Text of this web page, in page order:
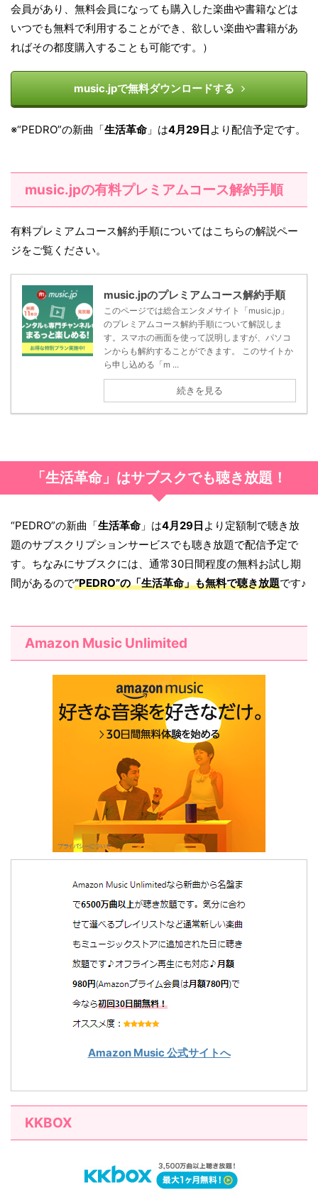
会員があり、無料会員になっても購入した楽曲や書籍などは
いつでも無料で利用することができ、欲しい楽曲や書籍があ
ればその都度購入することも可能です。）
music.jpで無料ダウンロードする
※“PEDRO”の新曲「生活革命 」は4月29日 より配信予定です。
music.jpの有料プレミアムコース解約手順
有料プレミアムコース解約手順についてはこちらの解説ペー
ジをご覧ください。
music.jpのプレミアムコース解約手順
このページでは総合エンタメサイト「music.jp」
のプレミアムコース解約手順について解説しま
す。スマホの画面を使って説明しますが、パソコ
ンからも解約することができます。 このサイトか
ら申し込める「m ...
続きを見る
「生活革命」はサブスクでも聴き放題！
“PEDRO”の新曲「生活革命 」は4月29日 より定額制で聴き放
題のサブスクリプションサービスでも聴き放題で配信予定で
す。ちなみにサブスクには、通常30日間程度の無料お試し期
間があるので“PEDRO”の「生活革命」も無料で聴き放題です♪
Amazon Music Unlimited
Amazon Music 公式サイトへ
KKBOX